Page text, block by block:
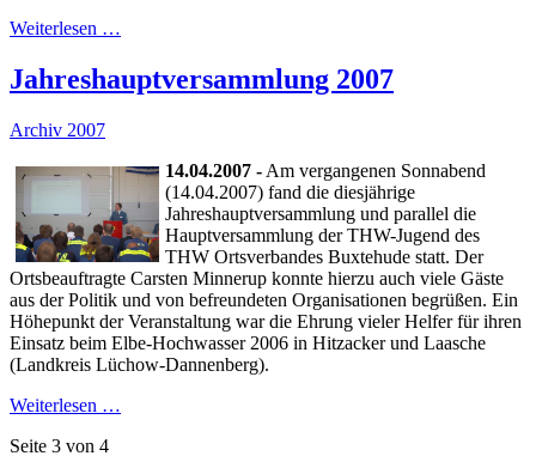
Weiterlesen …
Jahreshauptversammlung 2007
Archiv 2007
14.04.2007 - Am vergangenen Sonnabend
(14.04.2007) fand die diesjährige
Jahreshauptversammlung und parallel die
Hauptversammlung der THW-Jugend des
THW Ortsverbandes Buxtehude statt. Der
Ortsbeauftragte Carsten Minnerup konnte hierzu auch viele Gäste
aus der Politik und von befreundeten Organisationen begrüßen. Ein
Höhepunkt der Veranstaltung war die Ehrung vieler Helfer für ihren
Einsatz beim Elbe-Hochwasser 2006 in Hitzacker und Laasche
(Landkreis Lüchow-Dannenberg).
Weiterlesen …
Seite 3 von 4